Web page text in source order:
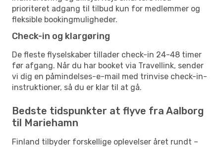
prioriteret adgang til tilbud kun for medlemmer og
fleksible bookingmuligheder.
Check-in og klargøring
De fleste flyselskaber tillader check-in 24-48 timer
før afgang. Når du har booket via Travellink, sender
vi dig en påmindelses-e-mail med trinvise check-in-
instruktioner, så du er klar til at gå.
Bedste tidspunkter at flyve fra Aalborg
til Mariehamn
Finland tilbyder forskellige oplevelser året rundt –